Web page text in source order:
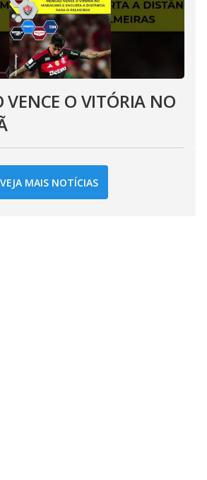
VENCE O VITÓRIA NO
VEJA MAIS NOTÍCIAS